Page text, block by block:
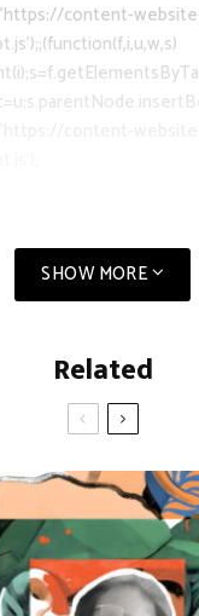
content-
SHOW MORE
Related